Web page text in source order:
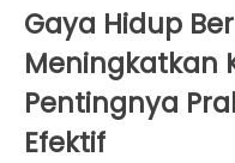
Gaya Hidup
Meningkatkan
Pentingnya
Efektif